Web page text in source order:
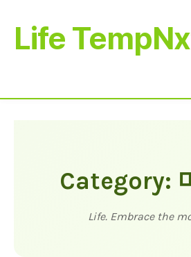
Life
Category:
Life. Embrace the